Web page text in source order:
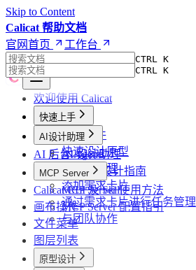
Skip to Content
Calicat 帮助文档
官网首页
工作台
CTRL K
CTRL K
欢迎使用 Calicat
快速上手
创建文件
快速设计原型
使用AI助理
添加需求卡片
通过需求卡片进行任务管理
与团队协作
AI设计助理
AI 设计助理
高效 AI 设计指南
AI 后台 Agents
MCP Server
MCP Server 使用方法
MCP Server 配置指引
Calicat CLI 及 Skill
画布操作
文件菜单
图层列表
原型设计